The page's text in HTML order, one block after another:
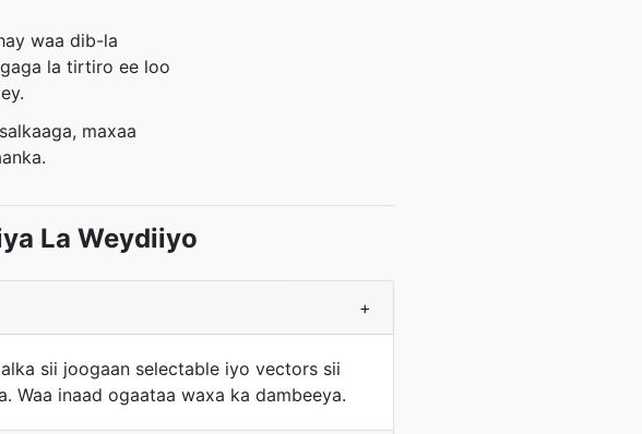
waa dib-la
la tirtiro ee loo
maxaa
La Weydiiyo
+
sii joogaan selectable iyo vectors sii
Waa inaad ogaataa waxa ka dambeeya.